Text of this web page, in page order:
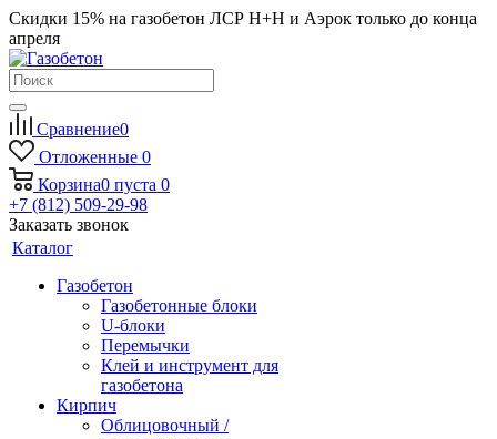
Скидки 15% на газобетон ЛСР Н+Н и Аэрок только до конца
апреля
Сравнение0
Отложенные 0
Корзина0 пуста 0
+7 (812) 509-29-98
Заказать звонок
Каталог
Газобетон
Газобетонные блоки
U-блоки
Перемычки
Клей и инструмент для
газобетона
Кирпич
Облицовочный /